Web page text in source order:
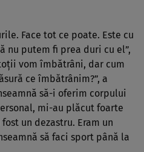
Face tot ce poate. Este cu
nu putem fi prea duri cu el”,
vom îmbătrâni, dar cum
ce îmbătrânim?”, a
să-i oferim corpului
mi-au plăcut foarte
un dezastru. Eram un
să faci sport până la